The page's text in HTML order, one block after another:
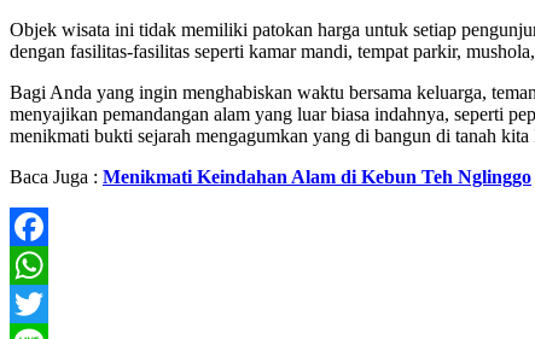
Objek wisata ini tidak memiliki patokan harga untuk setiap
dengan fasilitas-fasilitas seperti kamar mandi, tempat parkir,
Bagi Anda yang ingin menghabiskan waktu bersama keluarga,
menyajikan pemandangan alam yang luar biasa indahnya, seperti
menikmati bukti sejarah mengagumkan yang di bangun di tanah kita
Baca Juga : Menikmati Keindahan Alam di Kebun Teh Nglinggo
Facebook
WhatsApp